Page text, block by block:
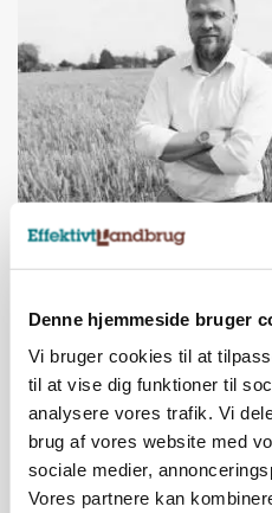
Denne hjemmeside bruger
Vi bruger cookies til at
til at vise dig funktioner til
analysere vores trafik. Vi
brug af vores website med
sociale medier,
Vores partnere kan
LEDER
Det er en uskik at
HØST-TOUR